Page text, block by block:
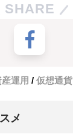
SHARE
産運用 仮想通貨
メ